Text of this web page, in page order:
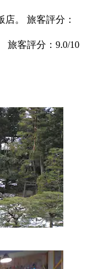
。 旅客評分：
旅客評分：9.0/10